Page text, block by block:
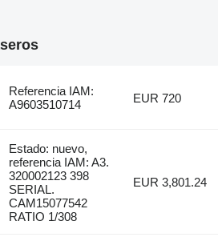
Referencia IAM:
A9603510714
EUR 720
Estado: nuevo,
referencia IAM: A3.
320002123 398
SERIAL.
CAM15077542
RATIO 1/308
EUR 3,801.24